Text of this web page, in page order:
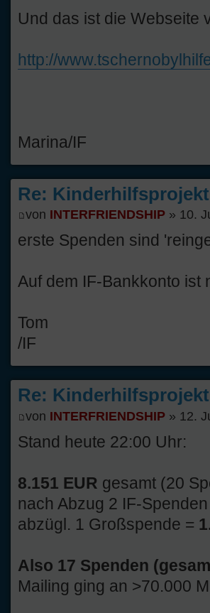
Und das ist die Webseite
http://
Marina/IF
Re:
von INTERFRIENDSHIP » 10.
erste Spenden sind
Auf dem IF-Bankkonto ist
Tom
/IF
Re:
von INTERFRIENDSHIP » 12.
Stand heute 22:00 Uhr:
8.151 EUR gesamt (20
nach Abzug 2 IF-
abzügl. 1 Großspende =
Also 17 Spenden
Mailing ging an >70.000